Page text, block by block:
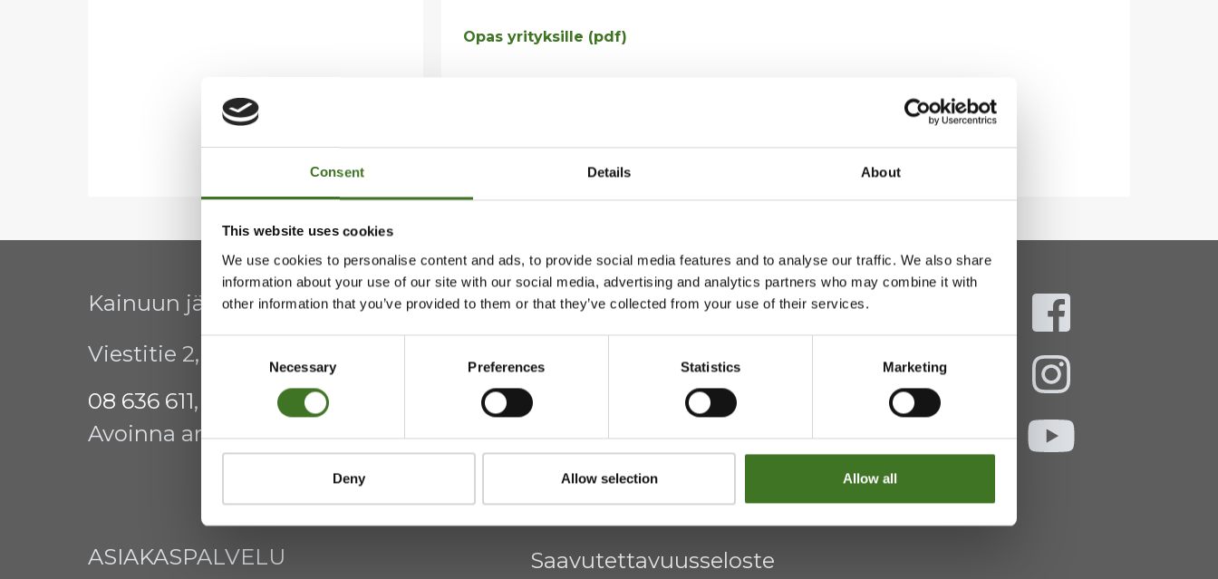
Consent Details About
This website uses cookies
We use cookies to personalise content and ads, to provide social media features and to analyse our traffic. We also share
information about your use of our site with our social media, advertising and analytics partners who may combine it with
other information that you’ve provided to them or that they’ve collected from your use of their services.
Necessary Preferences Statistics Marketing
Deny Allow selection Allow all
Opas yrityksille (pdf)
Kainuun jätehuollon kuntayhtymä
Viestitie 2, 87700 Kajaani
08 636 611,
info@ekokymppi.fi
Avoinna arkisin 9 - 15
ASIAKASPALVELU
Majasaaren jätekeskus
044 710 0425
majasaari@ekokymppi.fi
Avoinna ma 8 - 18, ti - pe 8 - 16
Saavutettavuusseloste